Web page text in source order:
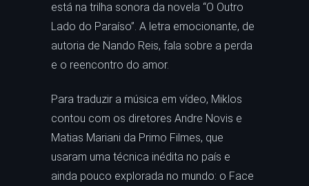
está na trilha sonora da novela “O Outro
Lado do Paraíso”. A letra emocionante, de
autoria de Nando Reis, fala sobre a perda
e o reencontro do amor.
Para traduzir a música em vídeo, Miklos
contou com os diretores Andre Novis e
Matias Mariani da Primo Filmes, que
usaram uma técnica inédita no país e
ainda pouco explorada no mundo: o Face